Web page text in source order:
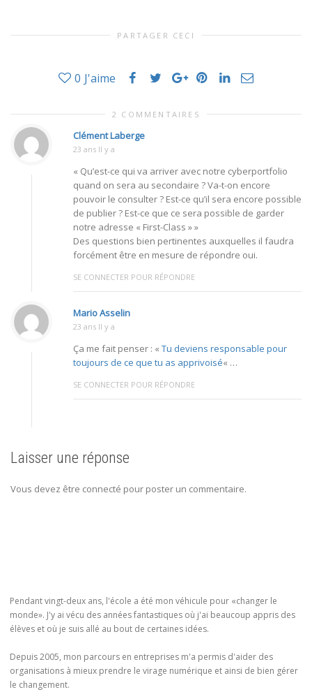
PARTAGER CECI
0 J'aime
2 COMMENTAIRES
Clément Laberge
23 ans Il y a
« Qu’est-ce qui va arriver avec notre cyberportfolio
quand on sera au secondaire ? Va-t-on encore
pouvoir le consulter ? Est-ce qu’il sera encore possible
de publier ? Est-ce que ce sera possible de garder
notre adresse « First-Class » »
Des questions bien pertinentes auxquelles il faudra
forcément être en mesure de répondre oui.
SE CONNECTER POUR RÉPONDRE
Mario Asselin
23 ans Il y a
Ça me fait penser : « Tu deviens responsable pour
toujours de ce que tu as apprivoisé« …
SE CONNECTER POUR RÉPONDRE
Laisser une réponse
Vous devez être connecté pour poster un commentaire.
Pendant vingt-deux ans, l'école a été mon véhicule pour «changer le
monde». J'y ai vécu des années fantastiques où j'ai beaucoup appris des
élèves et où je suis allé au bout de certaines idées.
Depuis 2005, mon parcours en entreprises m'a permis d'aider des
organisations à mieux prendre le virage numérique et ainsi de bien gérer
le changement.